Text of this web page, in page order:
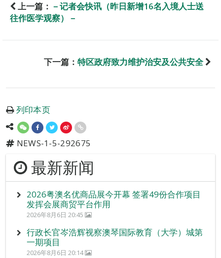
上一篇： －记者会快讯（昨日新增16名入境人士送
往作医学观察）－
下一篇： 特区政府致力维护治安及公共安全
列印本页
NEWS-1-5-292675
最新新闻
2026粤澳名优商品展今开幕 签署49份合作项目
发挥会展商贸平台作用
2026年8月6日 20:45
行政长官岑浩辉视察澳琴国际教育（大学）城第
一期项目
2026年8月6日 20:14